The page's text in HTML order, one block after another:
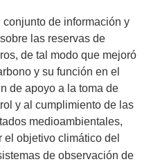
de información y
las reservas de
de tal modo que mejoró
y su función en el
de apoyo a la toma de
y al cumplimiento de las
medioambientales,
objetivo climático del
de observación de